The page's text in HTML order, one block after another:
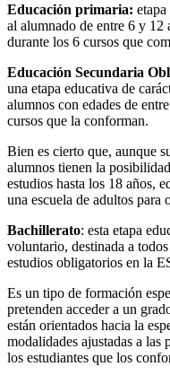
Educación primaria:
al alumnado de entre 6 y 12
durante los 6 cursos que
Educación Secundaria
una etapa educativa de
alumnos con edades de
cursos que la conforman.
Bien es cierto que, aunque
alumnos tienen la
estudios hasta los 18 años,
una escuela de adultos para
Bachillerato: esta etapa
voluntario, destinada a
estudios obligatorios en la
Es un tipo de formación
pretenden acceder a un
están orientados hacia la
modalidades ajustadas a las
los estudiantes que los